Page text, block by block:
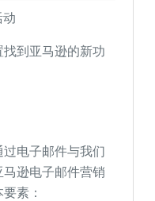
到亚马逊的新功
电子邮件与我们
逊电子邮件营销
素：